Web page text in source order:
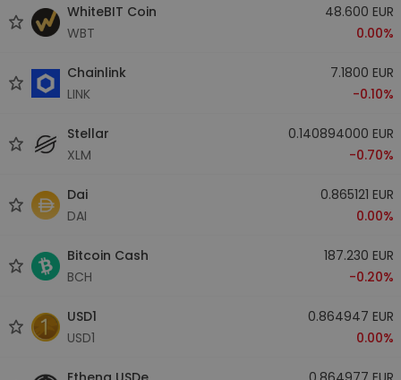
WhiteBIT Coin
WBT
48.600 EUR
0.00%
Chainlink
LINK
7.1800 EUR
-0.10%
Stellar
XLM
0.140894000 EUR
-0.70%
Dai
DAI
0.865121 EUR
0.00%
Bitcoin Cash
BCH
187.230 EUR
-0.20%
USD1
USD1
0.864947 EUR
0.00%